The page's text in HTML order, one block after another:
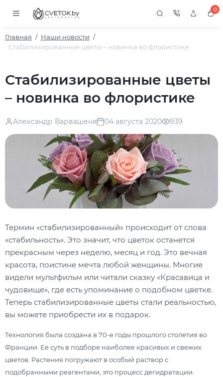
0
Главная
Наши новости
Стабилизированные цветы – новинка во флористике
Стабилизированные цветы
– новинка во флористике
Александр Варвашеня 04 августа 2020 939
Термин «стабилизированный» происходит от слова
«стабильность». Это значит, что цветок останется
прекрасным через неделю, месяц и год. Это вечная
красота, поистине мечта любой женщины. Многие
видели мультфильм или читали сказку «Красавица и
чудовище», где есть упоминание о подобном цветке.
Теперь стабилизированные цветы стали реальностью,
вы можете приобрести их в подарок.
Технология была создана в 70-е годы прошлого столетия во
Франции. Ее суть в подборе наиболее красивых и свежих
цветов. Растения погружают в особый раствор с
подобранными реагентами, это процесс дегидратации.